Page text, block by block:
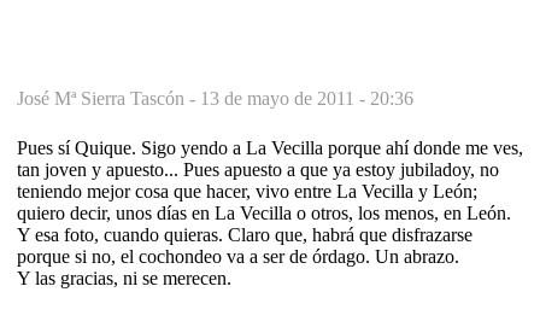
José Mª Sierra Tascón - 13 de mayo de 2011 - 20:36
Pues sí Quique. Sigo yendo a La Vecilla porque ahí donde me ves,
tan joven y apuesto... Pues apuesto a que ya estoy jubiladoy, no
teniendo mejor cosa que hacer, vivo entre La Vecilla y León;
quiero decir, unos días en La Vecilla o otros, los menos, en León.
Y esa foto, cuando quieras. Claro que, habrá que disfrazarse
porque si no, el cochondeo va a ser de órdago. Un abrazo.
Y las gracias, ni se merecen.